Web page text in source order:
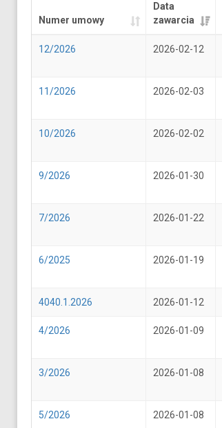
Numer umowy
Data
zawarcia
12/2026 2026-02-12
11/2026 2026-02-03
10/2026 2026-02-02
9/2026 2026-01-30
7/2026 2026-01-22
6/2025 2026-01-19
4040.1.2026 2026-01-12
4/2026 2026-01-09
3/2026 2026-01-08
5/2026 2026-01-08